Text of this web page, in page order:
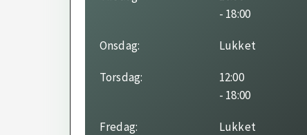
- 18:00
Onsdag: Lukket
Torsdag:
12:00
- 18:00
Fredag: Lukket